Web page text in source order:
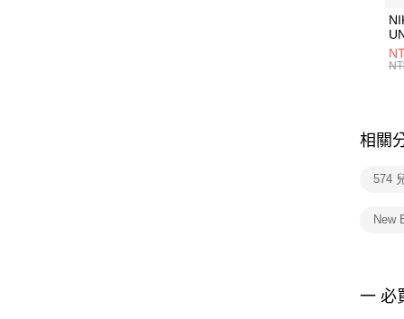
統
相關
574
New
一 必